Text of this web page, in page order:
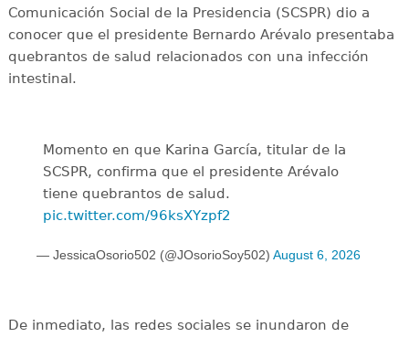
Comunicación Social de la Presidencia (SCSPR) dio a
conocer que el presidente Bernardo Arévalo presentaba
quebrantos de salud relacionados con una infección
intestinal.
Momento en que Karina García, titular de la
SCSPR, confirma que el presidente Arévalo
tiene quebrantos de salud.
pic.twitter.com/96ksXYzpf2
— JessicaOsorio502 (@JOsorioSoy502) August 6, 2026
De inmediato, las redes sociales se inundaron de